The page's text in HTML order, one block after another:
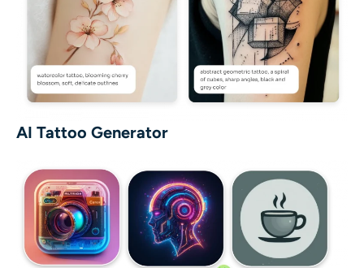
AI Tattoo Generator